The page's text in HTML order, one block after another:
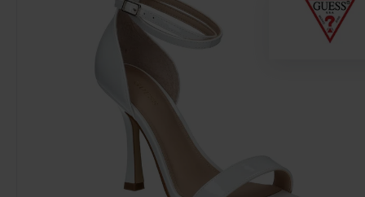
🚛 Livraison gratuite en magasins